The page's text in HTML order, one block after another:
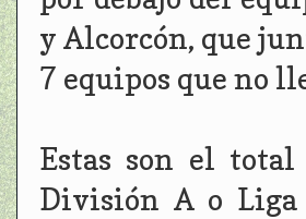
y Alcorcón, que
7 equipos que no
Estas son el total
División A o Liga